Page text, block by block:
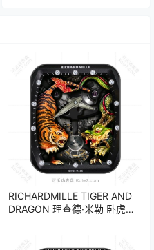
RICHARDMILLE TIGER AND
DRAGON 理查德·米勒 卧虎藏